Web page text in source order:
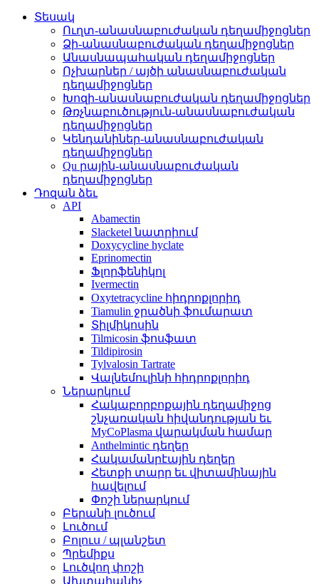
Տեսակ
Ուղտ-անասնաբուժական դեղամիջոցներ
Ձի-անասնաբուժական դեղամիջոցներ
Անասնապահական դեղամիջոցներ
Ոչխարներ / այծի անասնաբուժական
դեղամիջոցներ
Խոզի-անասնաբուժական դեղամիջոցներ
Թռչնաբուծություն-անասնաբուժական
դեղամիջոցներ
Կենդանիներ-անասնաբուժական
դեղամիջոցներ
Qu րային-անասնաբուժական
դեղամիջոցներ
Դոզան ձեւ
API
Abamectin
Slacketel նատրիում
Doxycycline hyclate
Eprinomectin
Ֆլորֆենիկոլ
Ivermectin
Oxytetracycline հիդրոքլորիդ
Tiamulin ջրածնի ֆումարատ
Տիլմիկոսին
Tilmicosin ֆոսֆատ
Tildipirosin
Tylvalosin Tartrate
Վալնեմուլինի հիդրոքլորիդ
Ներարկում
Հակաբորբոքային դեղամիջոց
շնչառական հիվանդության եւ
MyCoPlasma վարակման համար
Anthelmintic դեղեր
Հակամանրէային դեղեր
Հետքի տարր եւ վիտամինային
հավելում
Փոշի ներարկում
Բերանի լուծում
Լուծում
Բոլուս / պլանշետ
Պրեմիքս
Լուծվող փոշի
Ախտահանիչ